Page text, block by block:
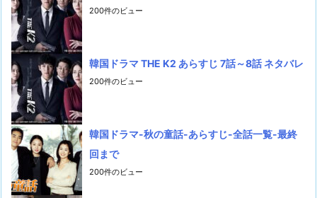
200件のビュー
韓国ドラマ THE K2 あらすじ 7話～8話 ネタバレ
200件のビュー
韓国ドラマ-秋の童話-あらすじ-全話一覧-最終
回まで
200件のビュー